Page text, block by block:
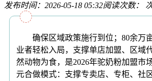
发布时间：2026-05-18 05:32阅读次数：
确保区域政策施行到位；80余万亩
业者轻松入局，支撑单店加盟、区域
然动物为食，是2026年驼奶粉加盟市
元合做模式：支撑专卖店、专柜、社